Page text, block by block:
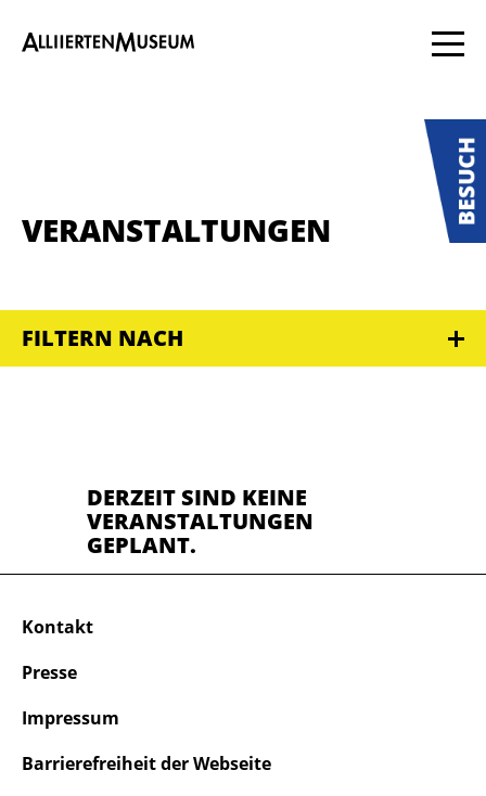
VERANSTALTUNGEN
FILTERN NACH
DERZEIT SIND KEINE
VERANSTALTUNGEN
GEPLANT.
Kontakt
Presse
Impressum
Barrierefreiheit der Webseite